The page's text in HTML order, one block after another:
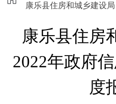
康乐县住房和城乡建设局
康乐县住房
2022年政府
度